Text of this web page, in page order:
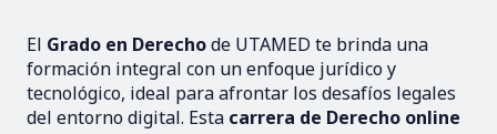
El Grado en Derechode UTAMED te brinda una
formación integral con un enfoque jurídico y
tecnológico, ideal para afrontar los desafíos legales
del entorno digital. Esta carrera de Derecho online